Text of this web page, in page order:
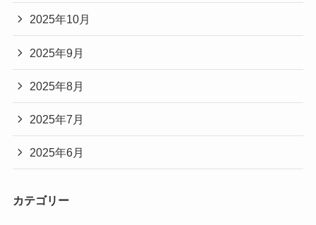
2025年10月
2025年9月
2025年8月
2025年7月
2025年6月
カテゴリー